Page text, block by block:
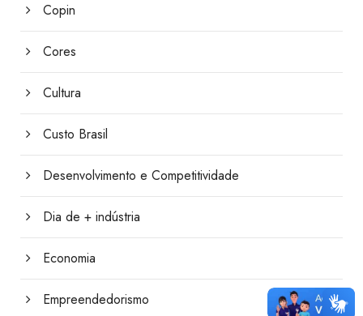
Copin
Cores
Cultura
Custo Brasil
Desenvolvimento e Competitividade
Dia de + indústria
Economia
Empreendedorismo